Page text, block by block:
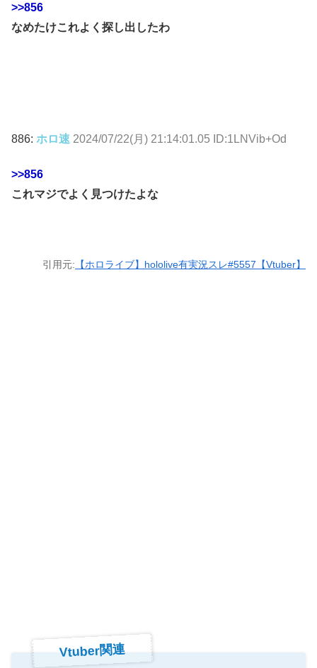
>>856
なめたけこれよく探し出したわ
886: ホロ速 2024/07/22(月) 21:14:01.05 ID:1LNVib+Od
>>856
これマジでよく見つけたよな
引用元: 【ホロライブ】hololive有実況スレ#5557【Vtuber】
Vtuber関連